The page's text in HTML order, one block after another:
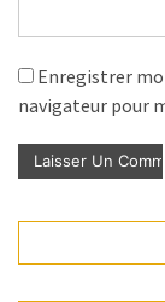
Enregistrer
navigateur pour